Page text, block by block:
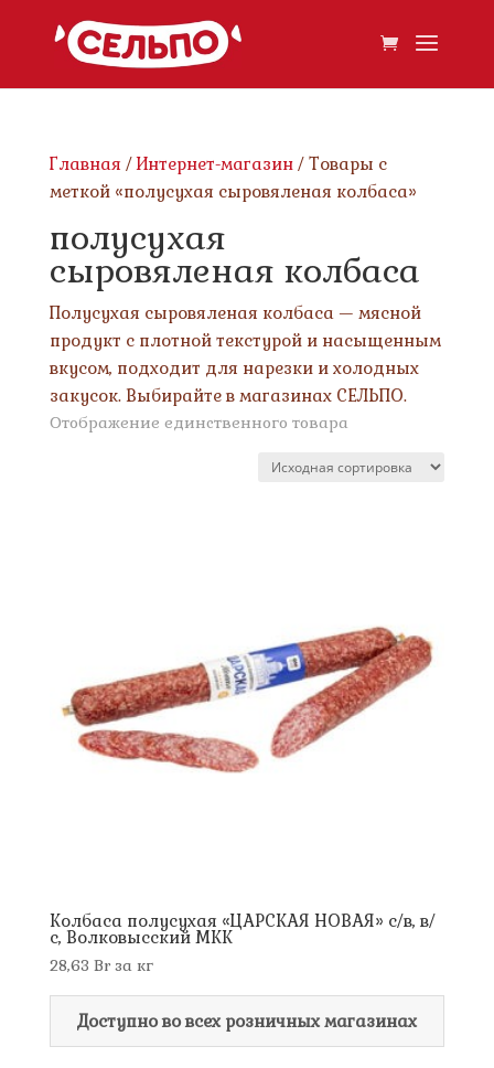
Главная /Интернет-магазин/ Товары с
меткой «полусухая сыровяленая колбаса»
полусухая
сыровяленая колбаса
Полусухая сыровяленая колбаса — мясной
продукт с плотной текстурой и насыщенным
вкусом, подходит для нарезки и холодных
закусок. Выбирайте в магазинах СЕЛЬПО.
Отображение единственного товара
Колбаса полусухая «ЦАРСКАЯ НОВАЯ» с/в, в/
с, Волковысский МКК
28,63 Brза кг
Доступно во всех розничных магазинах